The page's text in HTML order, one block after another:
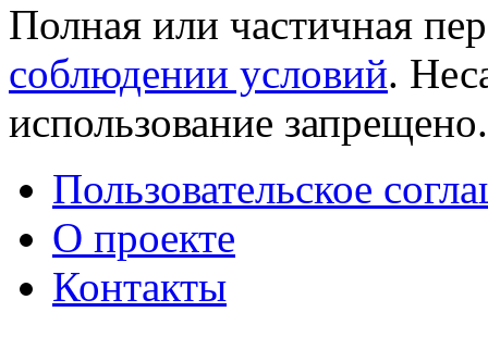
Полная или частичная
соблюдении условий.
использование
Пользовательское
О проекте
Контакты